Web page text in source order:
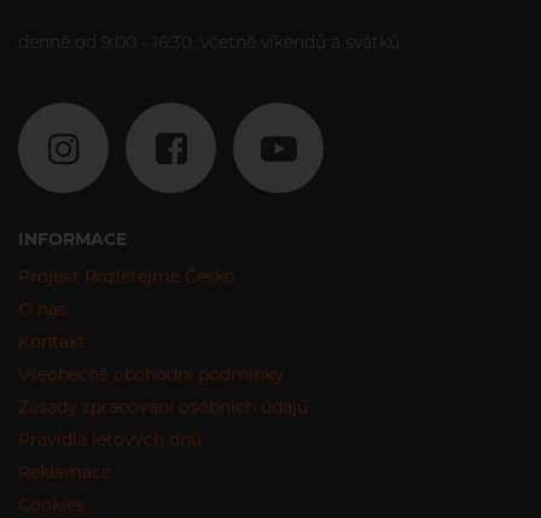
denně od 9:00 - 16:30, včetně víkendů a svátků
INFORMACE
Projekt Rozlétejme Česko
O nás
Kontakt
Všeobecné obchodní podmínky
Zásady zpracování osobních údajů
Pravidla letových dnů
Reklamace
Cookies